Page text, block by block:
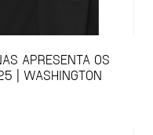
APRESENTA OS
| WASHINGTON